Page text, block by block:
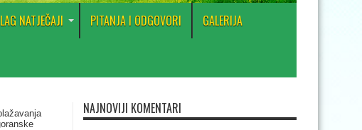
LAG NATJEČAJI PITANJA I ODGOVORI GALERIJA
NAJNOVIJI KOMENTARI